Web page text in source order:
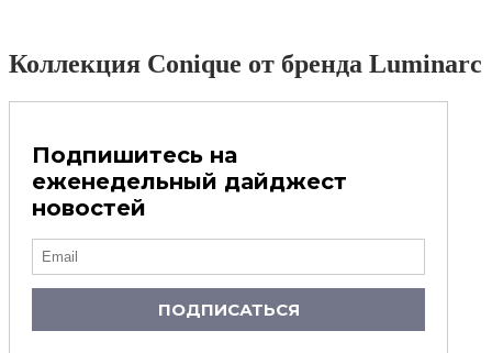
Коллекция Conique от бренда Luminarc
Подпишитесь на
еженедельный дайджест
новостей
ПОДПИСАТЬСЯ